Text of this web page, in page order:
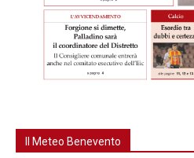
Il Meteo Benevento